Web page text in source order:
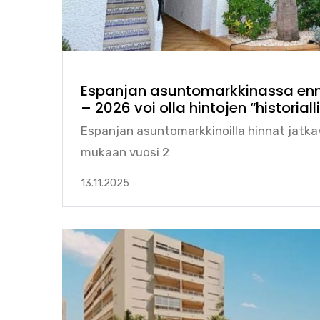
Espanjan asuntomarkkinassa
– 2026 voi olla hintojen
Espanjan asuntomarkkinoilla hinnat
mukaan vuosi 2
13.11.2025